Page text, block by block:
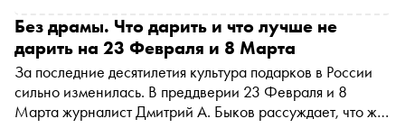
Без драмы. Что дарить и что лучше не
дарить на 23 Февраля и 8 Марта
За последние десятилетия культура подарков в России
сильно изменилась. В преддверии 23 Февраля и 8
Марта журналист Дмитрий А. Быков рассуждает, что же